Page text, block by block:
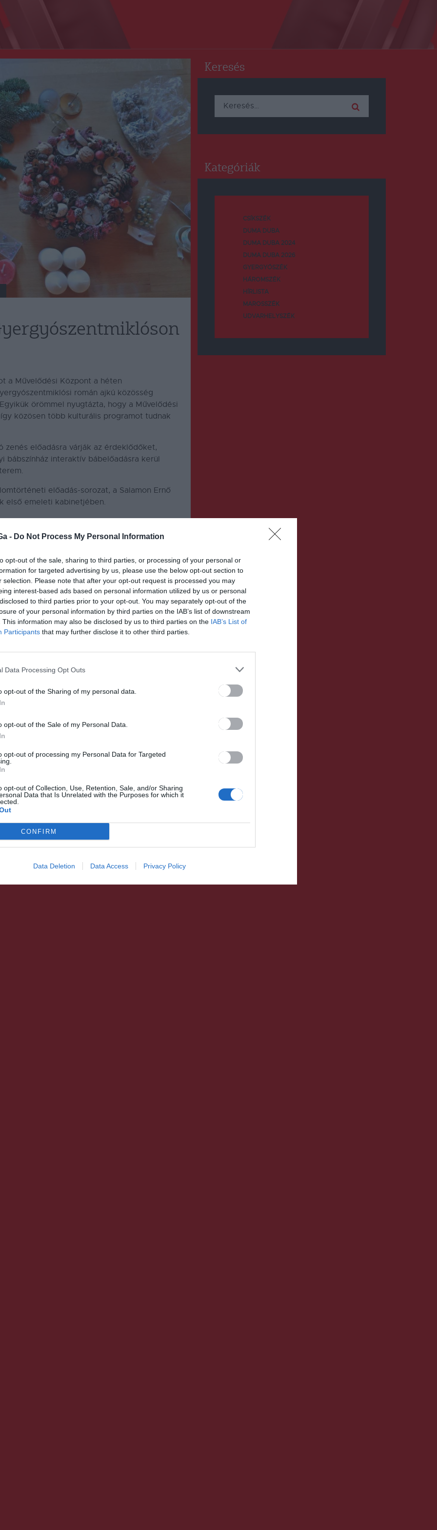
- Do Not Process My Personal Information
opt-out of the sale, sharing to third parties, or processing of your personal or
for targeted advertising by us, please use the below opt-out section to
selection. Please note that after your opt-out request is processed you may
interest-based ads based on personal information utilized by us or personal
to third parties prior to your opt-out. You may separately opt-out of the
of your personal information by third parties on the IAB’s list of downstream
This information may also be disclosed by us to third parties on the IAB’s List of
Participants that may further disclose it to other third parties.
Data Processing Opt Outs
opt-out of the Sharing of my personal data.
opt-out of the Sale of my Personal Data.
opt-out of processing my Personal Data for Targeted
opt-out of Collection, Use, Retention, Sale, and/or Sharing
Data that Is Unrelated with the Purposes for which it
CONFIRM
Data Deletion Data Access Privacy Policy
a Művelődési Központ a héten
román ajkú közösség
Egyikük örömmel nyugtázta, hogy a Művelődési
közösen több kulturális programot tudnak
zenés előadásra várják az érdeklődőket,
bábszínház interaktív bábelőadásra kerül
előadás-sorozat, a Salamon Ernő
első emeleti kabinetjében.
dísztermében tartják az Erőss Zsoltról
megszokott helyszínen és időpontban, este
gyertyájának a meggyújtására.
Gyergyószentmiklóson
HÍRLISTA,UDVARHELYSZÉK
zárták le a vasút melletti
parkolót Székelyudvarhelyen
Keresés
Keresés:
Kategóriák
CSÍKSZÉK
DUMA DUBA
DUMA DUBA 2024
DUMA DUBA 2026
GYERGYÓSZÉK
HÁROMSZÉK
HÍRLISTA
MAROSSZÉK
UDVARHELYSZÉK